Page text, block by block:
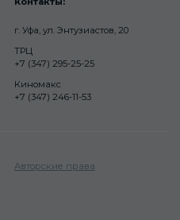
г. Уфа, ул. Энтузиастов, 20
ТРЦ
+7 (347) 295-25-25
Киномакс
+7 (347) 246-11-53
Авторские права